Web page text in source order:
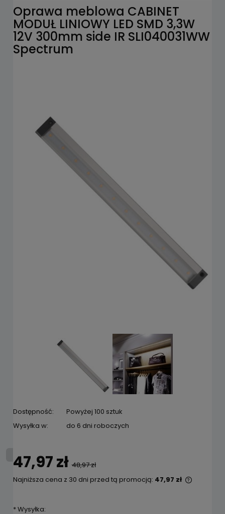
Oprawa meblowa CABINET
MODUŁ LINIOWY LED SMD 3,3W
12V 300mm side IR SLI040031WW
Spectrum
Dostępność:
Powyżej 100 sztuk
Wysyłka w:
do 6 dni roboczych
47,97 zł 48,97 zł
Najniższa cena z 30 dni przed tą promocją: 47,97 zł
*Wysyłka: